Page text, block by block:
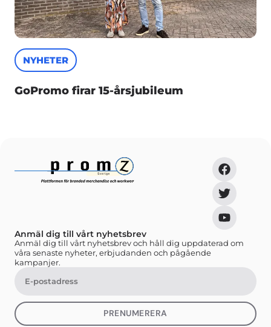
NYHETER
GoPromo firar 15-årsjubileum
Anmäl dig till vårt nyhetsbrev
Anmäl dig till vårt nyhetsbrev och håll dig uppdaterad om
våra senaste nyheter, erbjudanden och pågående
kampanjer.
PRENUMERERA